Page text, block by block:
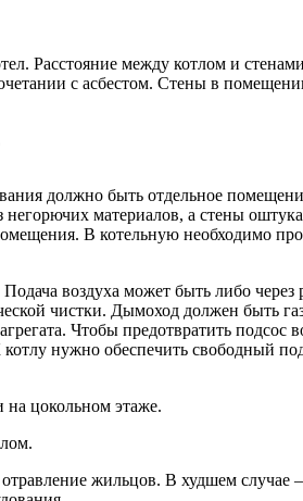
Расстояние между котлом и
с асбестом. Стены в
должно быть отдельное
материалов, а стены
В котельную необходимо
воздуха может быть либо
чистки. Дымоход должен быть
Чтобы предотвратить подсос
нужно обеспечить свободный
на цокольном этаже.
жильцов. В худшем